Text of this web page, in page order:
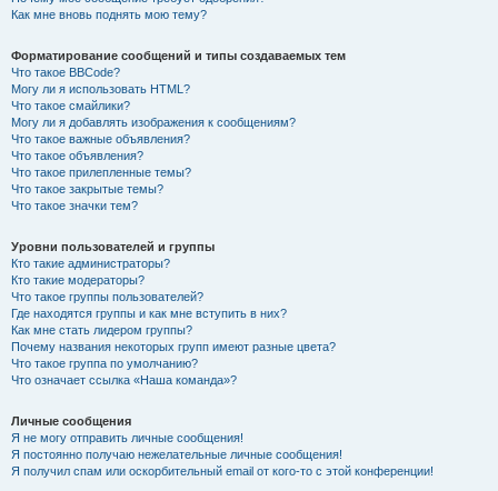
Как мне вновь поднять мою тему?
Форматирование сообщений и типы создаваемых тем
Что такое BBCode?
Могу ли я использовать HTML?
Что такое смайлики?
Могу ли я добавлять изображения к сообщениям?
Что такое важные объявления?
Что такое объявления?
Что такое прилепленные темы?
Что такое закрытые темы?
Что такое значки тем?
Уровни пользователей и группы
Кто такие администраторы?
Кто такие модераторы?
Что такое группы пользователей?
Где находятся группы и как мне вступить в них?
Как мне стать лидером группы?
Почему названия некоторых групп имеют разные цвета?
Что такое группа по умолчанию?
Что означает ссылка «Наша команда»?
Личные сообщения
Я не могу отправить личные сообщения!
Я постоянно получаю нежелательные личные сообщения!
Я получил спам или оскорбительный email от кого-то с этой конференции!